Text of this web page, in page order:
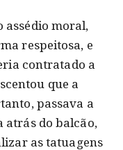
assédio moral,
respeitosa, e
contratado a
que a
passava a
atrás do balcão,
as tatuagens